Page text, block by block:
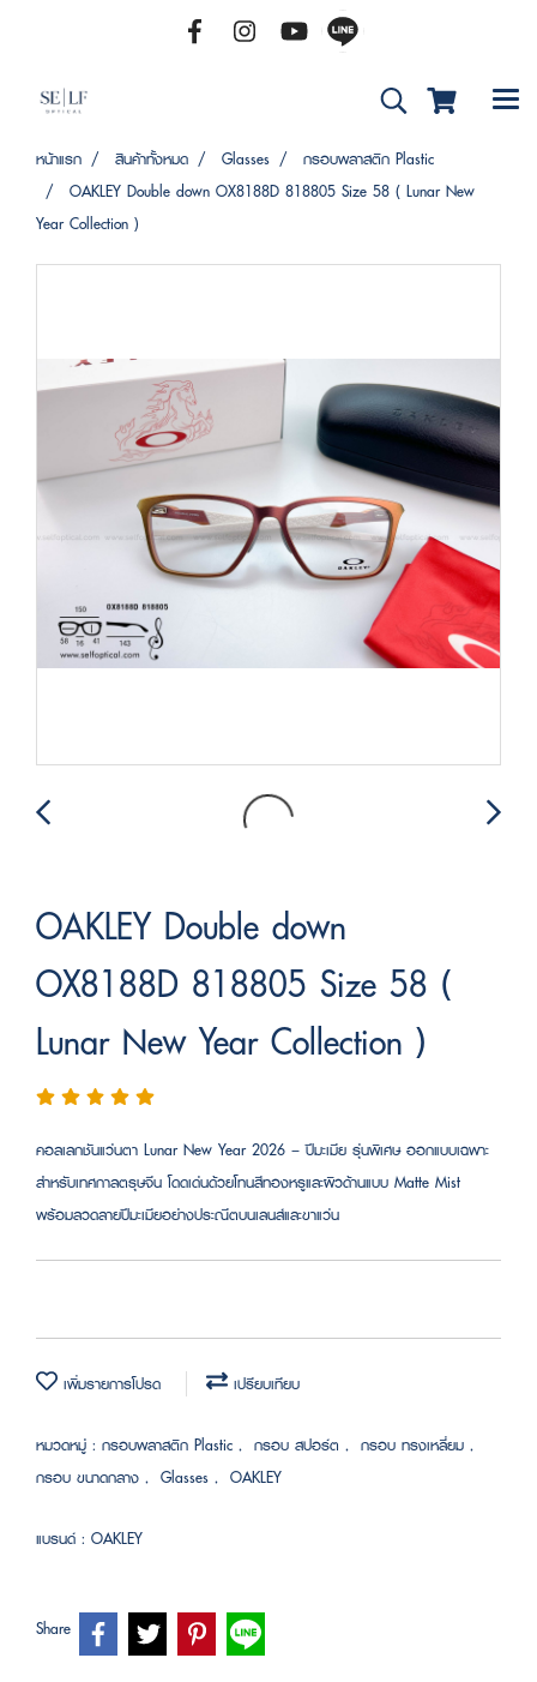
หน้าแรก สินค้าทั้งหมด Glasses
กรอบพลาสติก Plastic
OAKLEY Double down OX8188D 818805 Size 58 ( Lunar New
Year Collection )
OAKLEY Double down
OX8188D 818805 Size 58 (
Lunar New Year Collection )
คอลเลกชันแว่นตา Lunar New Year 2026 – ปีมะเมีย รุ่นพิเศษ ออกแบบเฉพาะ
สำหรับเทศกาลตรุษจีน โดดเด่นด้วยโทนสีทองหรูและผิวด้านแบบ Matte Mist
พร้อมลวดลายปีมะเมียอย่างประณีตบนเลนส์และขาแว่น
เพิ่มรายการโปรด เปรียบเทียบ
หมวดหมู่ : กรอบพลาสติก Plastic , กรอบ สปอร์ต , กรอบ ทรงเหลี่ยม ,
กรอบ ขนาดกลาง , Glasses , OAKLEY
แบรนด์ : OAKLEY
Share